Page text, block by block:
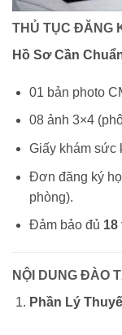
THỦ TỤC ĐĂNG
Hồ Sơ Cần
01 bản photo
08 ảnh 3×4
Giấy khám sức
Đơn đăng ký
phòng).
Đảm bảo đủ 18
NỘI DUNG ĐÀO
Phần Lý